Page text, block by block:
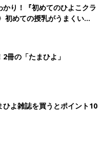
り！『初めてのひよこクラ
初めての授乳がうまくい
本と夏のトラブル 解決テ
冊の「たまひよ」
ひよ雑誌を買うとポイント10